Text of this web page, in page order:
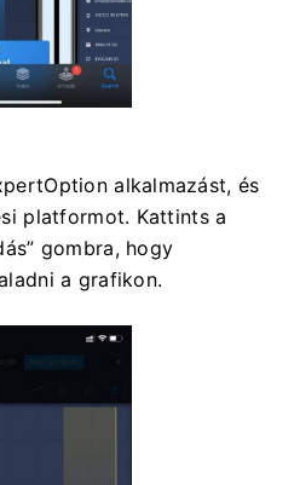
alkalmazást, és
platformot. Kattints a
gombra, hogy
a grafikon.